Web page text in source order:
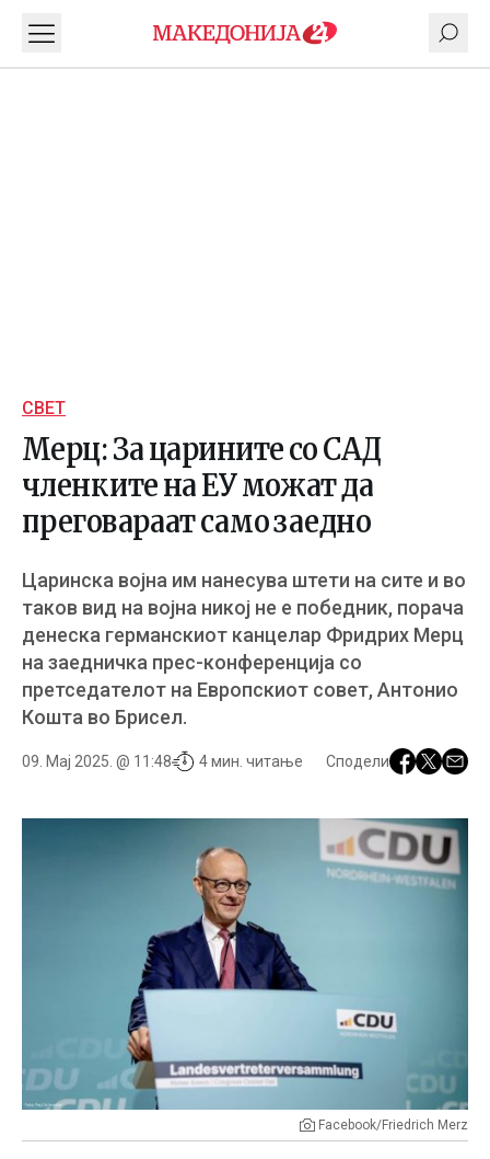
СВЕТ
Мерц: За царините со САД
членките на ЕУ можат да
преговараат само заедно
Царинска војна им нанесува штети на сите и во
таков вид на војна никој не е победник, порача
денеска германскиот канцелар Фридрих Мерц
на заедничка прес-конференција со
претседателот на Европскиот совет, Антонио
Кошта во Брисел.
09. Мај 2025. @ 11:48 4 мин. читање Сподели
Facebook/Friedrich Merz